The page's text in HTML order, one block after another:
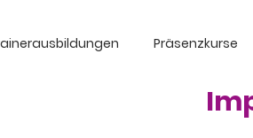
Präsenzkurse